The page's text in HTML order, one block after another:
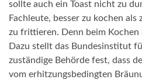
sollte auch ein Toast nicht zu
Fachleute, besser zu kochen
zu frittieren. Denn beim
Dazu stellt das Bundesinstitut
zuständige Behörde fest, dass
vom erhitzungsbedingten